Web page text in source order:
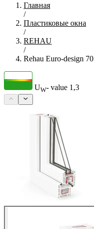
Главная
/
Пластиковые окна
/
REHAU
/
Rehau Euro-design 70
UW- value 1,3